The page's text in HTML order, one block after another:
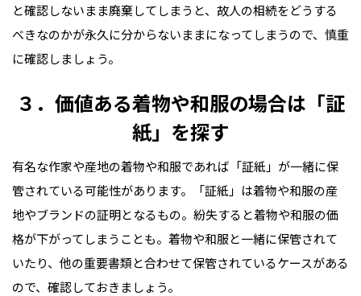
と確認しないまま廃棄してしまうと、故人の相続をどうする
べきなのかが永久に分からないままになってしまうので、慎重
に確認しましょう。
３．価値ある着物や和服の場合は「証
紙」を探す
有名な作家や産地の着物や和服であれば「証紙」が一緒に保
管されている可能性があります。「証紙」は着物や和服の産
地やブランドの証明となるもの。紛失すると着物や和服の価
格が下がってしまうことも。着物や和服と一緒に保管されて
いたり、他の重要書類と合わせて保管されているケースがある
ので、確認しておきましょう。